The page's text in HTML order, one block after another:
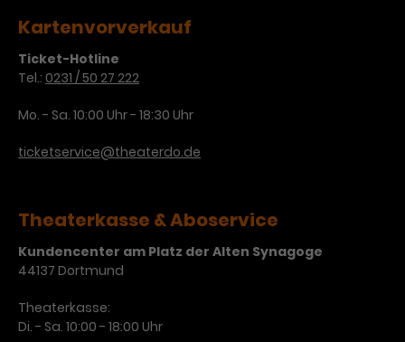
Kartenvorverkauf
Ticket-Hotline
Tel.: 0231 / 50 27 222
Mo. - Sa. 10:00 Uhr - 18:30 Uhr
ticketservice@theaterdo.de
Theaterkasse & Aboservice
Kundencenter am Platz der Alten Synagoge
44137 Dortmund
Theaterkasse:
Di. - Sa. 10:00 - 18:00 Uhr